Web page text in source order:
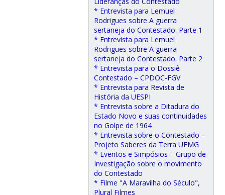
* Entrevista para Lemuel
Rodrigues sobre A guerra
sertaneja do Contestado. Parte 1
* Entrevista para Lemuel
Rodrigues sobre A guerra
sertaneja do Contestado. Parte 2
* Entrevista para o Dossiê
Contestado – CPDOC-FGV
* Entrevista para Revista de
História da UESPI
* Entrevista sobre a Ditadura do
Estado Novo e suas continuidades
no Golpe de 1964
* Entrevista sobre o Contestado –
Projeto Saberes da Terra UFMG
* Eventos e Simpósios – Grupo de
Investigação sobre o movimento
do Contestado
* Filme "A Maravilha do Século",
Plural Filmes